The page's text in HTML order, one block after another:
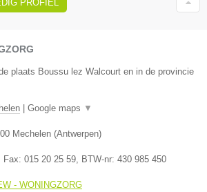
PROFIEL
plaats Boussu lez Walcourt en in de provincie
Google maps ▼
Mechelen (Antwerpen)
, Fax: 015 20 25 59 , BTW-nr: 430 985 450
- WONINGZORG